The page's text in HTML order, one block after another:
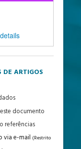
DE ARTIGOS
documento
referências
via e-mail (Restrito